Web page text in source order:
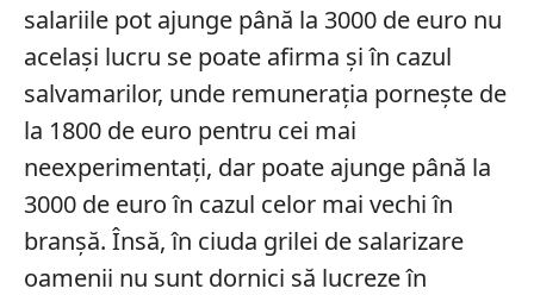
salariile pot ajunge până la 3000 de euro nu
același lucru se poate afirma și în cazul
salvamarilor, unde remunerația pornește de
la 1800 de euro pentru cei mai
neexperimentați, dar poate ajunge până la
3000 de euro în cazul celor mai vechi în
branșă. Însă, în ciuda grilei de salarizare
oamenii nu sunt dornici să lucreze în